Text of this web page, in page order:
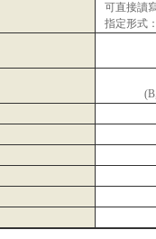
可直接讀
指定形式